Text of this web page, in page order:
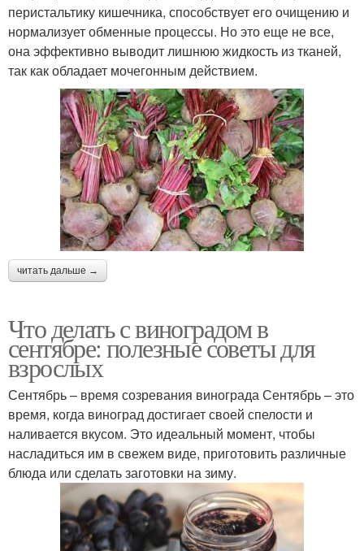
перистальтику кишечника, способствует его очищению и
нормализует обменные процессы. Но это еще не все,
она эффективно выводит лишнюю жидкость из тканей,
так как обладает мочегонным действием.
читать дальше →
Что делать с виноградом в
сентябре: полезные советы для
взрослых
Сентябрь – время созревания винограда Сентябрь – это
время, когда виноград достигает своей спелости и
наливается вкусом. Это идеальный момент, чтобы
насладиться им в свежем виде, приготовить различные
блюда или сделать заготовки на зиму.